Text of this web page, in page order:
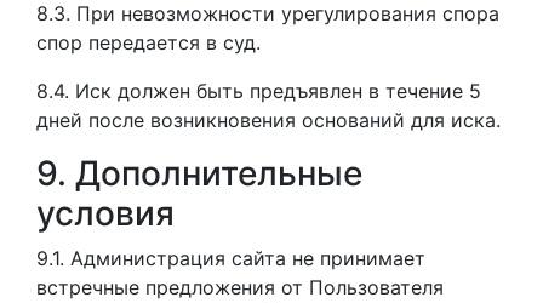
8.3. При невозможности урегулирования спора
спор передается в суд.
8.4. Иск должен быть предъявлен в течение 5
дней после возникновения оснований для иска.
9. Дополнительные
условия
9.1. Администрация сайта не принимает
встречные предложения от Пользователя